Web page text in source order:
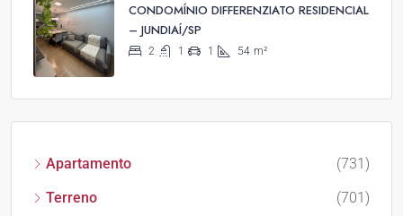
CONDOMÍNIO DIFFERENZIATO RESIDENCIAL
– JUNDIAÍ/SP
2 1 1 54 m²
Apartamento
(731)
Terreno
(701)